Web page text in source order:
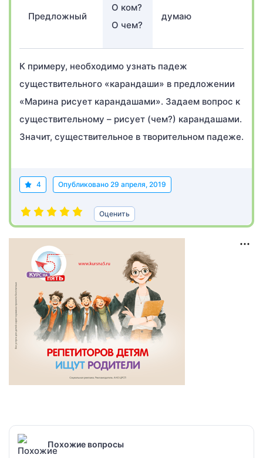
Предложный
О ком?
О чем?
думаю
К примеру, необходимо узнать падеж
существительного «карандаши» в предложении
«Марина рисует карандашами». Задаем вопрос к
существительному – рисует (чем?) карандашами.
Значит, существительное в творительном падеже.
4 Опубликовано 29 апреля, 2019
Оценить
Похожие вопросы